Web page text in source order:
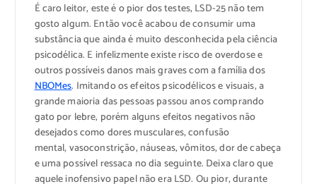
É caro leitor, este é o pior dos testes, LSD-25 não tem
gosto algum. Então você acabou de consumir uma
substância que ainda é muito desconhecida pela ciência
psicodélica. E infelizmente existe risco de overdose e
outros possíveis danos mais graves com a família dos
NBOMes. Imitando os efeitos psicodélicos e visuais, a
grande maioria das pessoas passou anos comprando
gato por lebre, porém alguns efeitos negativos não
desejados como dores musculares, confusão
mental, vasoconstrição, náuseas, vômitos, dor de cabeça
e uma possível ressaca no dia seguinte. Deixa claro que
aquele inofensivo papel não era LSD. Ou pior, durante